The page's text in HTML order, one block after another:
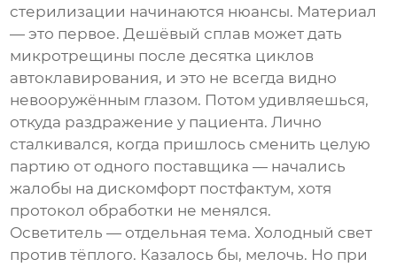
стерилизации начинаются нюансы. Материал
— это первое. Дешёвый сплав может дать
микротрещины после десятка циклов
автоклавирования, и это не всегда видно
невооружённым глазом. Потом удивляешься,
откуда раздражение у пациента. Лично
сталкивался, когда пришлось сменить целую
партию от одного поставщика — начались
жалобы на дискомфорт постфактум, хотя
протокол обработки не менялся.
Осветитель — отдельная тема. Холодный свет
против тёплого. Казалось бы, мелочь. Но при